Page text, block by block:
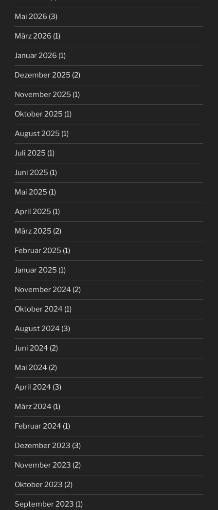
Mai 2026 (3)
März 2026 (1)
Januar 2026 (1)
Dezember 2025 (2)
November 2025 (1)
Oktober 2025 (1)
August 2025 (1)
Juli 2025 (1)
Juni 2025 (1)
Mai 2025 (1)
April 2025 (1)
März 2025 (2)
Februar 2025 (1)
Januar 2025 (1)
November 2024 (2)
Oktober 2024 (1)
August 2024 (3)
Juni 2024 (2)
Mai 2024 (2)
April 2024 (3)
März 2024 (1)
Februar 2024 (1)
Dezember 2023 (3)
November 2023 (2)
Oktober 2023 (2)
September 2023 (1)